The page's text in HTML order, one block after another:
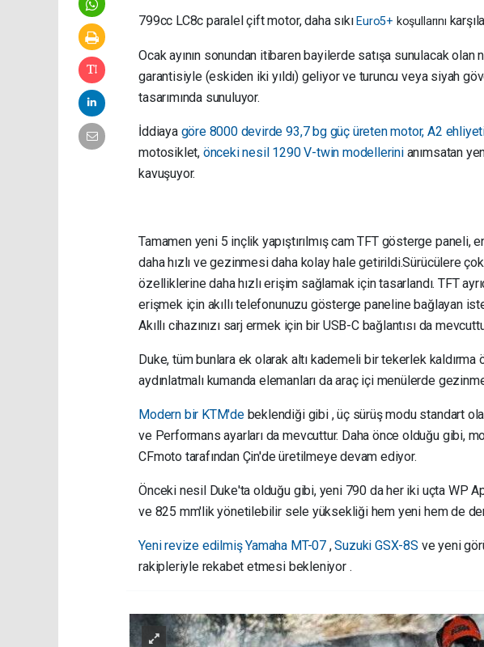
799cc LC8c paralel çift motor, daha sıkıEuro5+ koşullarını
Ocak ayının sonundan itibaren bayilerde satışa sunulacak olan
garantisiyle (eskiden iki yıldı) geliyor ve turuncu veya siyah
tasarımında sunuluyor.
İddiayagöre 8000 devirde 93,7 bg güç üreten motor, A2
motosiklet, önceki nesil 1290 V-twin modellerinianımsatan
kavuşuyor.
Tamamen yeni 5 inçlik yapıştırılmış cam TFT gösterge paneli,
daha hızlı ve gezinmesi daha kolay hale getirildi.Sürücülere
özelliklerine daha hızlı erişim sağlamak için tasarlandı. TFT
erişmek için akıllı telefonunuzu gösterge paneline bağlayan
Akıllı cihazınızı sarj ermek için bir USB-C bağlantısı da
Duke, tüm bunlara ek olarak altı kademeli bir tekerlek
aydınlatmalı kumanda elemanları da araç içi menülerde
Modern bir KTM'debeklendiği gibi , üç sürüş modu standart
ve Performans ayarları da mevcuttur. Daha önce olduğu gibi,
CFmoto tarafından Çin'de üretilmeye devam ediyor.
Önceki nesil Duke'ta olduğu gibi, yeni 790 da her iki uçta WP
ve 825 mm'lik yönetilebilir sele yüksekliği hem yeni hem de
Yeni revize edilmiş Yamaha MT-07,Suzuki GSX-8S ve yeni
rakipleriyle rekabet etmesi bekleniyor .